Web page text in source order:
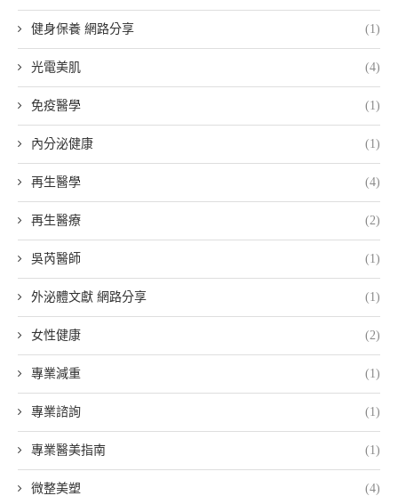
健身保養 網路分享 (1)
光電美肌 (4)
免疫醫學 (1)
內分泌健康 (1)
再生醫學 (4)
再生醫療 (2)
吳芮醫師 (1)
外泌體文獻 網路分享 (1)
女性健康 (2)
專業減重 (1)
專業諮詢 (1)
專業醫美指南 (1)
微整美塑 (4)